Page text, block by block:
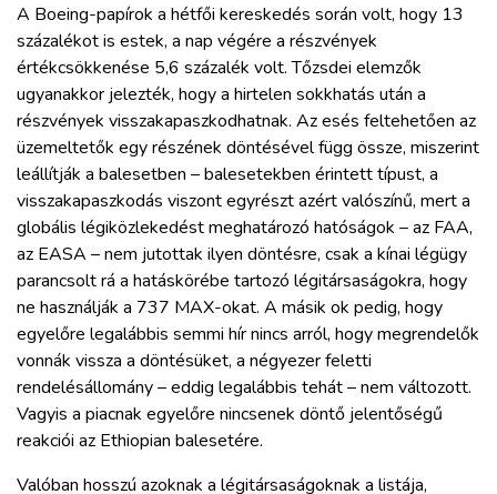
A Boeing-papírok a hétfői kereskedés során volt, hogy 13
százalékot is estek, a nap végére a részvények
értékcsökkenése 5,6 százalék volt. Tőzsdei elemzők
ugyanakkor jelezték, hogy a hirtelen sokkhatás után a
részvények visszakapaszkodhatnak. Az esés feltehetően az
üzemeltetők egy részének döntésével függ össze, miszerint
leállítják a balesetben – balesetekben érintett típust, a
visszakapaszkodás viszont egyrészt azért valószínű, mert a
globális légiközlekedést meghatározó hatóságok – az FAA,
az EASA – nem jutottak ilyen döntésre, csak a kínai légügy
parancsolt rá a hatáskörébe tartozó légitársaságokra, hogy
ne használják a 737 MAX-okat. A másik ok pedig, hogy
egyelőre legalábbis semmi hír nincs arról, hogy megrendelők
vonnák vissza a döntésüket, a négyezer feletti
rendelésállomány – eddig legalábbis tehát – nem változott.
Vagyis a piacnak egyelőre nincsenek döntő jelentőségű
reakciói az Ethiopian balesetére.
Valóban hosszú azoknak a légitársaságoknak a listája,